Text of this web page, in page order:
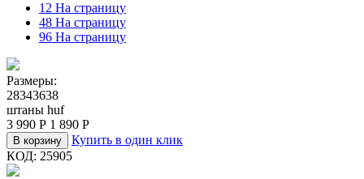
12 На страницу
48 На страницу
96 На страницу
Размеры:
28343638
штаны huf
3 990 Р 1 890 Р
В корзину
Купить в один клик
КОД: 25905